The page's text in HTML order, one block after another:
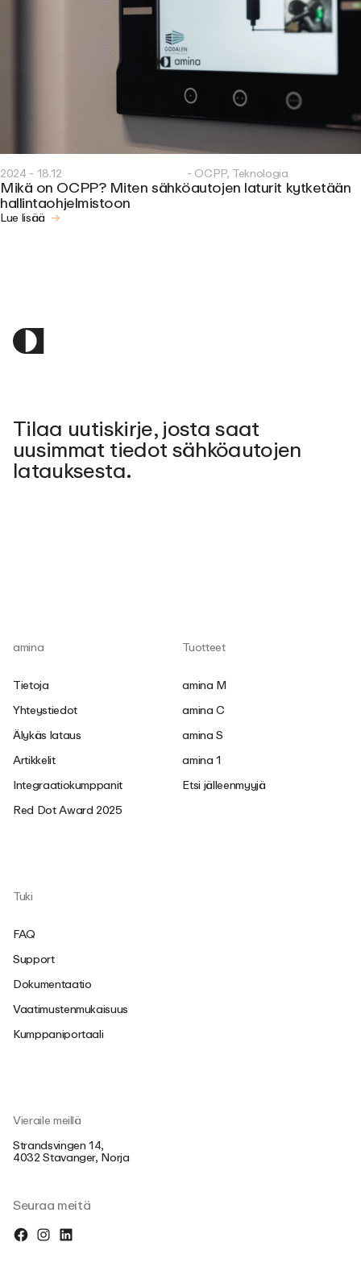
2024 - 18.12 - OCPP, Teknologia
Mikä on OCPP? Miten sähköautojen laturit kytketään
hallintaohjelmistoon
Lue lisää
Tilaa uutiskirje, josta saat
uusimmat tiedot sähköautojen
latauksesta.
amina
Tietoja
Yhteystiedot
Älykäs lataus
Artikkelit
Integraatiokumppanit
Red Dot Award 2025
Tuotteet
amina M
amina C
amina S
amina 1
Etsi jälleenmyyjä
Tuki
FAQ
Support
Dokumentaatio
Vaatimustenmukaisuus
Kumppaniportaali
Seuraa meitä
Vieraile meillä
Strandsvingen 14,
4032 Stavanger, Norja